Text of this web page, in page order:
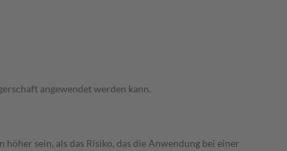
angewendet werden kann.
sein, als das Risiko, das die Anwendung bei einer